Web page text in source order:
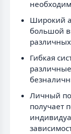
Широкий
большой
Гибкая
Личный
получает